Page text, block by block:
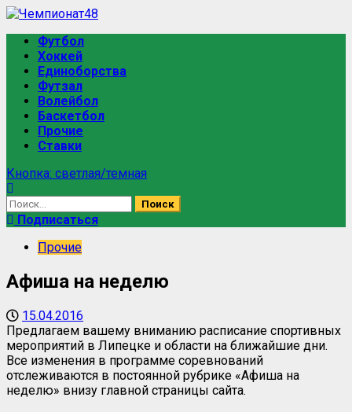
Перейти
содержимому
Основное
меню
Футбол
Хоккей
Единоборства
Футзал
Волейбол
Баскетбол
Прочие
Ставки
Кнопка: светлая/темная
Найти:
Подписаться
Прочие
Афиша на неделю
15.04.2016
Предлагаем вашему вниманию расписание спортивных
мероприятий в Липецке и области на ближайшие дни.
Все изменения в программе соревнований
отслеживаются в постоянной рубрике «Афиша на
неделю» внизу главной страницы сайта.